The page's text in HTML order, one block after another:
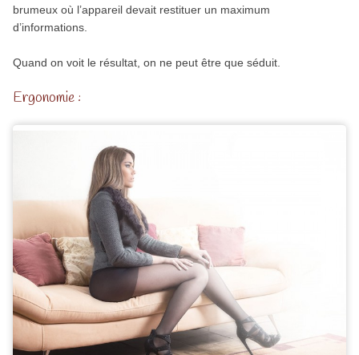
brumeux où l’appareil devait restituer un maximum
d’informations.
Quand on voit le résultat, on ne peut être que séduit.
Ergonomie :